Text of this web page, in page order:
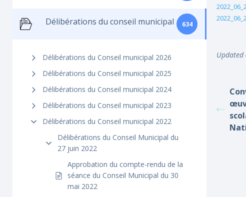
Délibérations du conseil municipal 634
Délibérations du Conseil municipal 2026
Délibérations du Conseil municipal 2025
Délibérations du Conseil municipal 2024
Délibérations du Conseil municipal 2023
Délibérations du Conseil municipal 2022
Délibérations du Conseil Municipal du
27 juin 2022
Approbation du compte-rendu de la
séance du Conseil Municipal du 30
mai 2022